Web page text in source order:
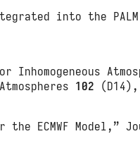
into the PALM
102
ECMWF Model,”